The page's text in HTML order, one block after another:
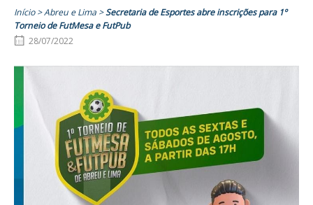
Início>Abreu e Lima >Secretaria de Esportes abre inscrições para 1º
Torneio de FutMesa e FutPub
28/07/2022